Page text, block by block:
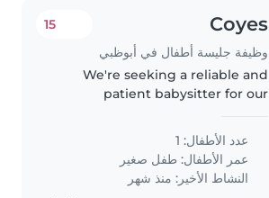
Coyes
وظيفة جليسة أطفال في أبوظبي
15
We're seeking a reliable and
patient babysitter for our
is playful and independent, so
someone who can keep up with
their energy would be ideal.
Comfort..
عدد الأطفال: 1
عمر الأطفال: طفل صغير
النشاط الأخير: منذ شهر